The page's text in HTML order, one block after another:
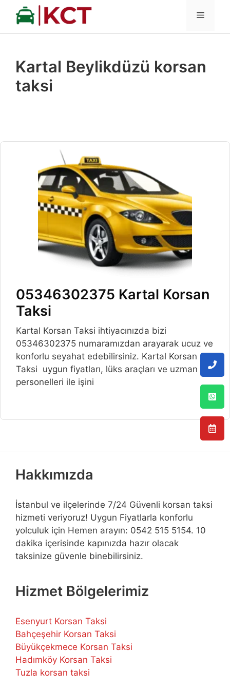
İçeriğe
MENÜ
Kartal Beylikdüzü korsan
taksi
05346302375 Kartal Korsan
Taksi
Kartal Korsan Taksi ihtiyacınızda bizi
05346302375 numaramızdan arayarak ucuz ve
konforlu seyahat edebilirsiniz. Kartal Korsan
Taksi uygun fiyatları, lüks araçları ve uzman
personelleri ile işini
Hakkımızda
İstanbul ve ilçelerinde 7/24 Güvenli korsan taksi
hizmeti veriyoruz! Uygun Fiyatlarla konforlu
yolculuk için Hemen arayın: 0542 515 5154. 10
dakika içerisinde kapınızda hazır olacak
taksinize güvenle binebilirsiniz.
Hizmet Bölgelerimiz
Esenyurt Korsan Taksi
Bahçeşehir Korsan Taksi
Büyükçekmece Korsan Taksi
Hadımköy Korsan Taksi
Tuzla korsan taksi